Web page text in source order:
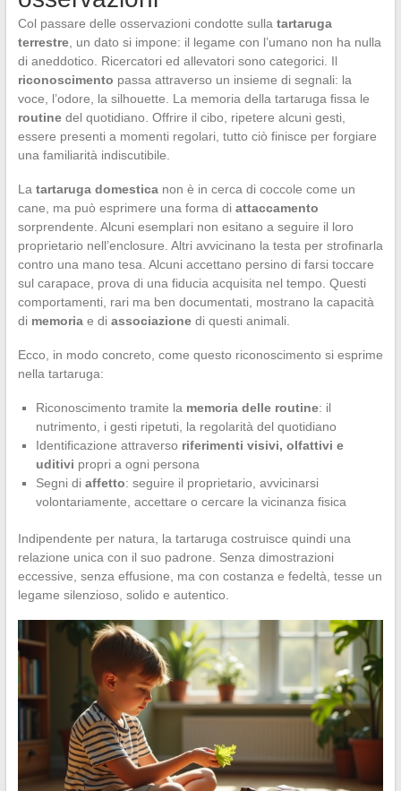
Col passare delle osservazioni condotte sulla tartaruga
terrestre, un dato si impone: il legame con l’umano non ha nulla
di aneddotico. Ricercatori ed allevatori sono categorici. Il
riconoscimento passa attraverso un insieme di segnali: la
voce, l’odore, la silhouette. La memoria della tartaruga fissa le
routinedel quotidiano. Offrire il cibo, ripetere alcuni gesti,
essere presenti a momenti regolari, tutto ciò finisce per forgiare
una familiarità indiscutibile.
La tartaruga domesticanon è in cerca di coccole come un
cane, ma può esprimere una forma di attaccamento
sorprendente. Alcuni esemplari non esitano a seguire il loro
proprietario nell’enclosure. Altri avvicinano la testa per strofinarla
contro una mano tesa. Alcuni accettano persino di farsi toccare
sul carapace, prova di una fiducia acquisita nel tempo. Questi
comportamenti, rari ma ben documentati, mostrano la capacità
di memoriae di associazionedi questi animali.
Ecco, in modo concreto, come questo riconoscimento si esprime
nella tartaruga:
Riconoscimento tramite la memoria delle routine: il
nutrimento, i gesti ripetuti, la regolarità del quotidiano
Identificazione attraverso riferimenti visivi, olfattivi e
uditivi propri a ogni persona
Segni di affetto: seguire il proprietario, avvicinarsi
volontariamente, accettare o cercare la vicinanza fisica
Indipendente per natura, la tartaruga costruisce quindi una
relazione unica con il suo padrone. Senza dimostrazioni
eccessive, senza effusione, ma con costanza e fedeltà, tesse un
legame silenzioso, solido e autentico.